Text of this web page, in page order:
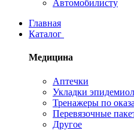
Автомобилисту
Главная
Каталог
Медицина
Аптечки
Укладки
Тренажеры по
Перевязочные
Другое